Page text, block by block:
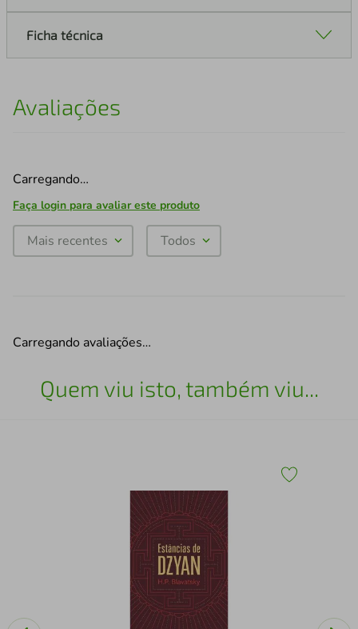
Ficha técnica
Avaliações
Carregando…
Faça login para avaliar este produto
Mais recentes Todos
Carregando avaliações…
Quem viu isto, também viu...